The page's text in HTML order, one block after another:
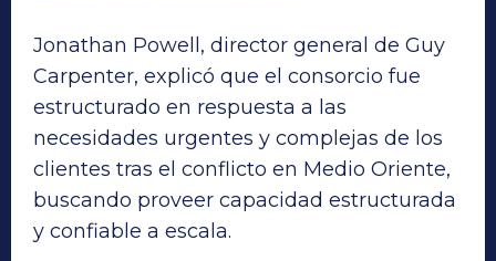
Jonathan Powell, director general de Guy
Carpenter, explicó que el consorcio fue
estructurado en respuesta a las
necesidades urgentes y complejas de los
clientes tras el conflicto en Medio Oriente,
buscando proveer capacidad estructurada
y confiable a escala.